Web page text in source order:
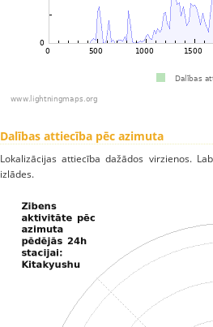
Dalības attiecība pēc azimuta
Lokalizācijas attiecība dažādos virzienos.
izlādes.